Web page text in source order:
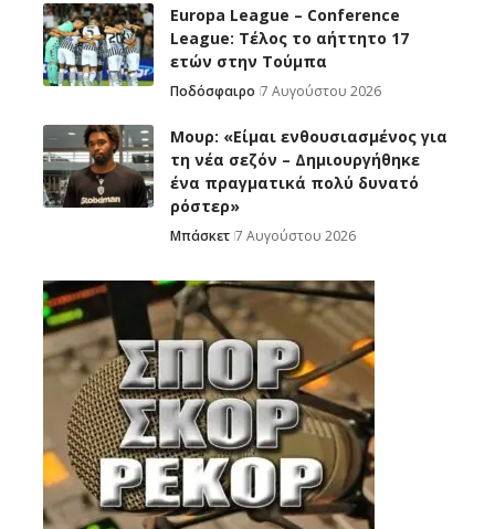
Europa League – Conference
League: Τέλος το αήττητο 17
ετών στην Τούμπα
Ποδόσφαιρο 7 Αυγούστου 2026
Μουρ: «Είμαι ενθουσιασμένος για
τη νέα σεζόν – Δημιουργήθηκε
ένα πραγματικά πολύ δυνατό
ρόστερ»
Μπάσκετ 7 Αυγούστου 2026